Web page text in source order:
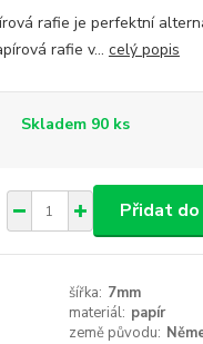
rafie je perfektní
rafie v... celý popis
Skladem 90 ks
Přidat do
šířka: 7mm
materiál: papír
země původu: